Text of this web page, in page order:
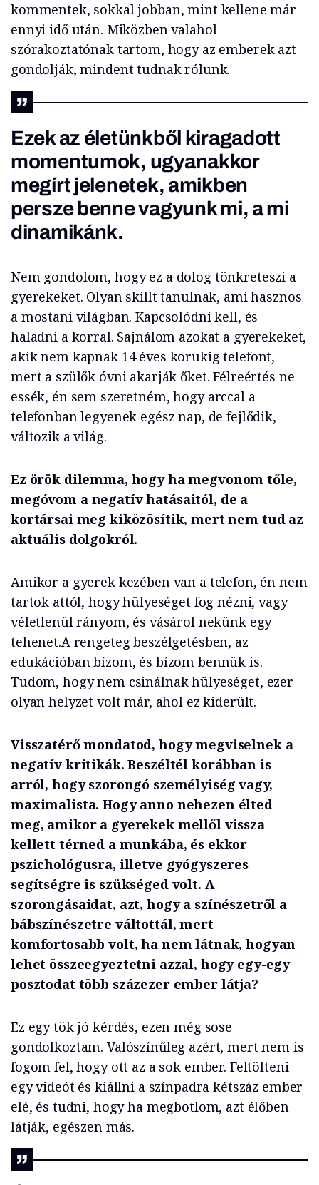
kommentek, sokkal jobban, mint kellene már
ennyi idő után. Miközben valahol
szórakoztatónak tartom, hogy az emberek azt
gondolják, mindent tudnak rólunk.
Ezek az életünkből kiragadott
momentumok, ugyanakkor
megírt jelenetek, amikben
persze benne vagyunk mi, a mi
dinamikánk.
Nem gondolom, hogy ez a dolog tönkreteszi a
gyerekeket. Olyan skillt tanulnak, ami hasznos
a mostani világban. Kapcsolódni kell, és
haladni a korral. Sajnálom azokat a gyerekeket,
akik nem kapnak 14 éves korukig telefont,
mert a szülők óvni akarják őket. Félreértés ne
essék, én sem szeretném, hogy arccal a
telefonban legyenek egész nap, de fejlődik,
változik a világ.
Ez örök dilemma, hogy ha megvonom tőle,
megóvom a negatív hatásaitól, de a
kortársai meg kiközösítik, mert nem tud az
aktuális dolgokról.
Amikor a gyerek kezében van a telefon, én nem
tartok attól, hogy hülyeséget fog nézni, vagy
véletlenül rányom, és vásárol nekünk egy
tehenet.A rengeteg beszélgetésben, az
edukációban bízom, és bízom bennük is.
Tudom, hogy nem csinálnak hülyeséget, ezer
olyan helyzet volt már, ahol ez kiderült.
Visszatérő mondatod, hogy megviselnek a
negatív kritikák. Beszéltél korábban is
arról, hogy szorongó személyiség vagy,
maximalista. Hogy anno nehezen élted
meg, amikor a gyerekek mellől vissza
kellett térned a munkába, és ekkor
pszichológusra, illetve gyógyszeres
segítségre is szükséged volt. A
szorongásaidat, azt, hogy a színészetről a
bábszínészetre váltottál, mert
komfortosabb volt, ha nem látnak, hogyan
lehet összeegyeztetni azzal, hogy egy-egy
posztodat több százezer ember látja?
Ez egy tök jó kérdés, ezen még sose
gondolkoztam. Valószínűleg azért, mert nem is
fogom fel, hogy ott az a sok ember. Feltölteni
egy videót és kiállni a színpadra kétszáz ember
elé, és tudni, hogy ha megbotlom, azt élőben
látják, egészen más.